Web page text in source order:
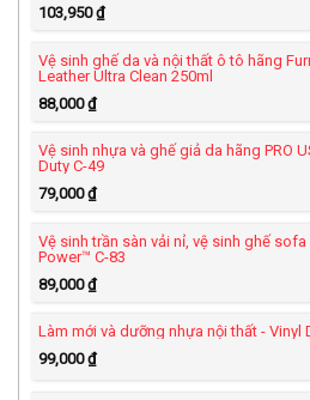
103,950₫
Vệ sinh ghế da và nội thất ô tô hãng
Leather Ultra Clean 250ml
88,000₫
Vệ sinh nhựa và ghế giả da hãng PRO
Duty C-49
79,000₫
Vệ sinh trần sàn vải nỉ, vệ sinh ghế
Power™ C-83
89,000₫
Làm mới và dưỡng nhựa nội thất - Vinyl
99,000₫